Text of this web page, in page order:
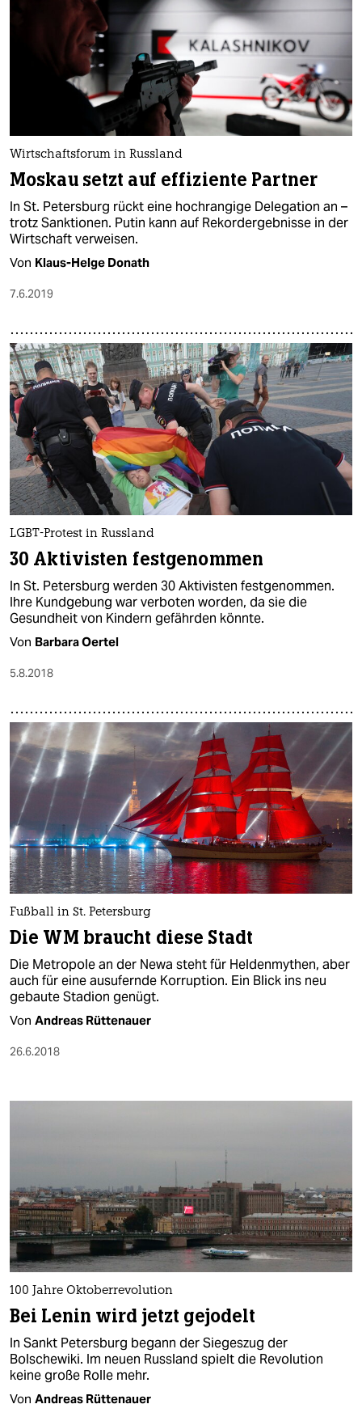
Wirtschaftsforum in Russland
Moskau setzt auf effiziente Partner
In St. Petersburg rückt eine hochrangige Delegation an –
trotz Sanktionen. Putin kann auf Rekordergebnisse in der
Wirtschaft verweisen.
Von Klaus-Helge Donath
7.6.2019
LGBT-Protest in Russland
30 Aktivisten festgenommen
In St. Petersburg werden 30 Aktivisten festgenommen.
Ihre Kundgebung war verboten worden, da sie die
Gesundheit von Kindern gefährden könnte.
Von Barbara Oertel
5.8.2018
Fußball in St. Petersburg
Die WM braucht diese Stadt
Die Metropole an der Newa steht für Heldenmythen, aber
auch für eine ausufernde Korruption. Ein Blick ins neu
gebaute Stadion genügt.
Von Andreas Rüttenauer
26.6.2018
100 Jahre Oktoberrevolution
Bei Lenin wird jetzt gejodelt
In Sankt Petersburg begann der Siegeszug der
Bolschewiki. Im neuen Russland spielt die Revolution
keine große Rolle mehr.
Von Andreas Rüttenauer